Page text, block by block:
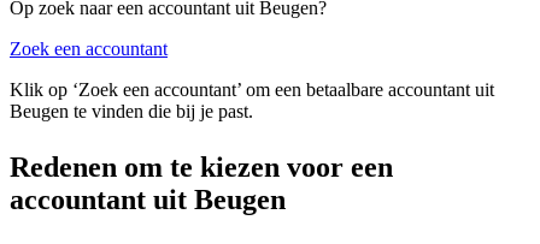
Op zoek naar een accountant uit Beugen?
Zoek een accountant
Klik op ‘Zoek een accountant’ om een betaalbare accountant uit
Beugen te vinden die bij je past.
Redenen om te kiezen voor een
accountant uit Beugen